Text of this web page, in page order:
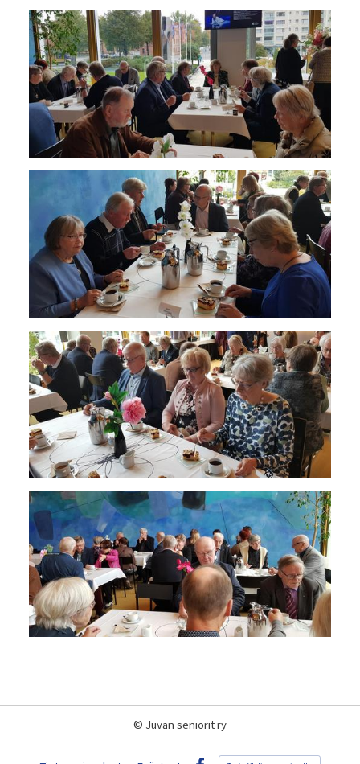
© Juvan seniorit ry